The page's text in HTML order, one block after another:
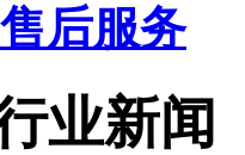
业新闻